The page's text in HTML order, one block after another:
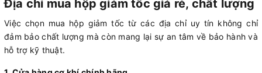
Địa chỉ mua hộp giảm tốc giá rẻ, chất lượng
Việc chọn mua hộp giảm tốc từ các địa chỉ uy tín không chỉ
đảm bảo chất lượng mà còn mang lại sự an tâm về bảo hành và
hỗ trợ kỹ thuật.